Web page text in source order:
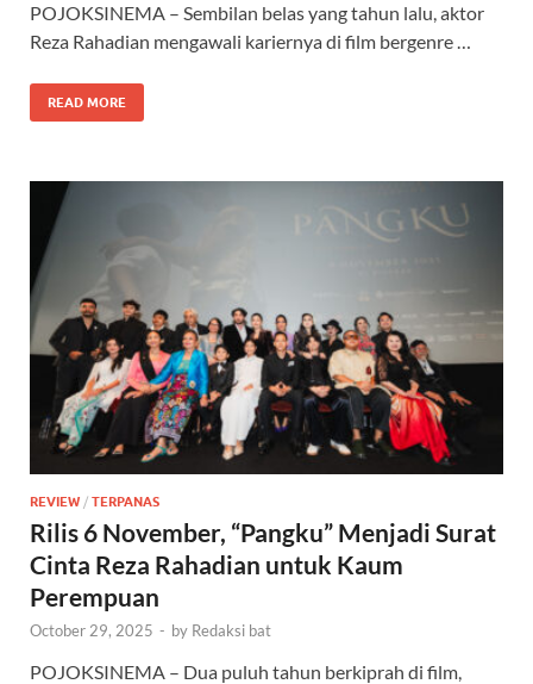
POJOKSINEMA – Sembilan belas yang tahun lalu, aktor
Reza Rahadian mengawali kariernya di film bergenre …
READ MORE
REVIEW / TERPANAS
Rilis 6 November, “Pangku” Menjadi Surat
Cinta Reza Rahadian untuk Kaum
Perempuan
October 29, 2025 - by Redaksi bat
POJOKSINEMA – Dua puluh tahun berkiprah di film,